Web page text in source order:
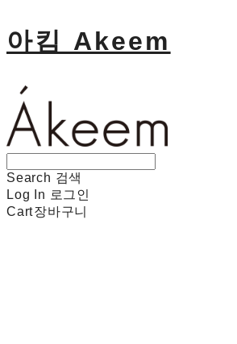
아킴 Akeem
Search 검색
Log In 로그인
Cart장바구니